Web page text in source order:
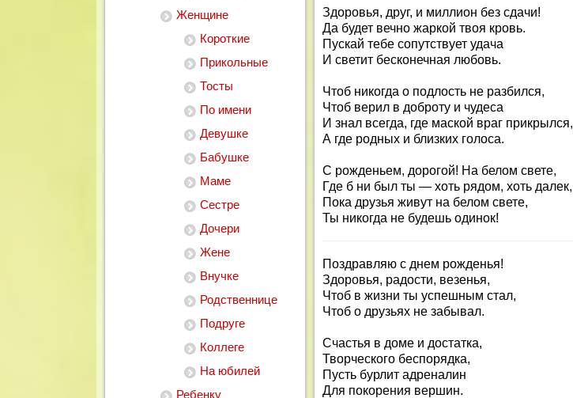
Женщине
Короткие
Прикольные
Тосты
По имени
Девушке
Бабушке
Маме
Сестре
Дочери
Жене
Внучке
Родственнице
Подруге
Коллеге
На юбилей
Ребенку
Здоровья, друг, и миллион без сдачи!
Да будет вечно жаркой твоя кровь.
Пускай тебе сопутствует удача
И светит бесконечная любовь.
Чтоб никогда о подлость не разбился,
Чтоб верил в доброту и чудеса
И знал всегда, где маской враг прикрылся,
А где родных и близких голоса.
С рожденьем, дорогой! На белом свете,
Где б ни был ты — хоть рядом, хоть далек,
Пока друзья живут на белом свете,
Ты никогда не будешь одинок!
Поздравляю с днем рожденья!
Здоровья, радости, везенья,
Чтоб в жизни ты успешным стал,
Чтоб о друзьях не забывал.
Счастья в доме и достатка,
Творческого беспорядка,
Пусть бурлит адреналин
Для покорения вершин.